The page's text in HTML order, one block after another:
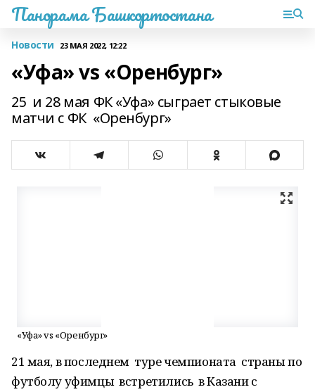
Панорама Башкортостана
Новости 23 МАЯ 2022, 12:22
«Уфа» vs «Оренбург»
25 и 28 мая ФК «Уфа» сыграет стыковые
матчи с ФК «Оренбург»
«Уфа» vs «Оренбург»
21 мая, в последнем туре чемпионата страны по
футболу уфимцы встретились в Казани с